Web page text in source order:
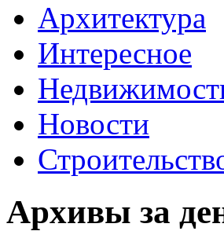
Архитектура
Интересное
Новости
Архивы за